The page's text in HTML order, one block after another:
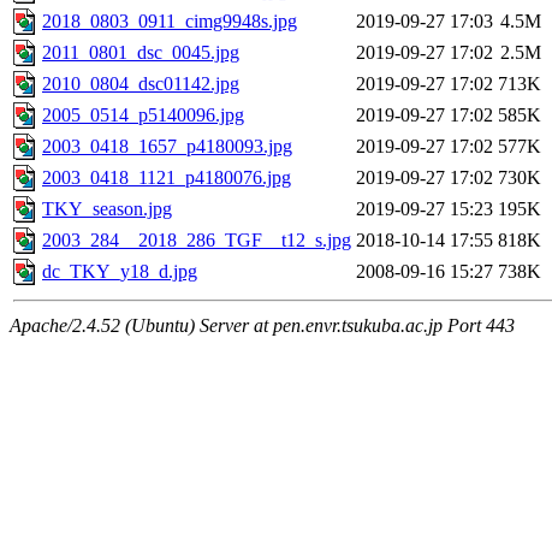
2018_0803_0911_cimg9948s.jpg
2019-09-27 17:03 4.5M
2011_0801_dsc_0045.jpg
2019-09-27 17:02 2.5M
2010_0804_dsc01142.jpg
2019-09-27 17:02 713K
2005_0514_p5140096.jpg
2019-09-27 17:02 585K
2003_0418_1657_p4180093.jpg
2019-09-27 17:02 577K
2003_0418_1121_p4180076.jpg
2019-09-27 17:02 730K
TKY_season.jpg
2019-09-27 15:23 195K
2003_284__2018_286_TGF__t12_s.jpg 2018-10-14 17:55 818K
dc_TKY_y18_d.jpg
2008-09-16 15:27 738K
Apache/2.4.52 (Ubuntu) Server at pen.envr.tsukuba.ac.jp Port 443